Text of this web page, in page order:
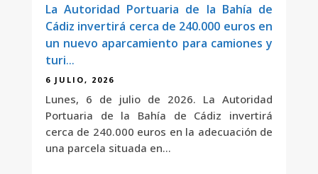
La Autoridad Portuaria de la Bahía de
Cádiz invertirá cerca de 240.000 euros en
un nuevo aparcamiento para camiones y
turismos en el muelle Fernández Ladreda
6 JULIO, 2026
Lunes, 6 de julio de 2026. La Autoridad
Portuaria de la Bahía de Cádiz invertirá
cerca de 240.000 euros en la adecuación de
una parcela situada en...